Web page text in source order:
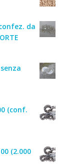
da
(conf.
(2.000